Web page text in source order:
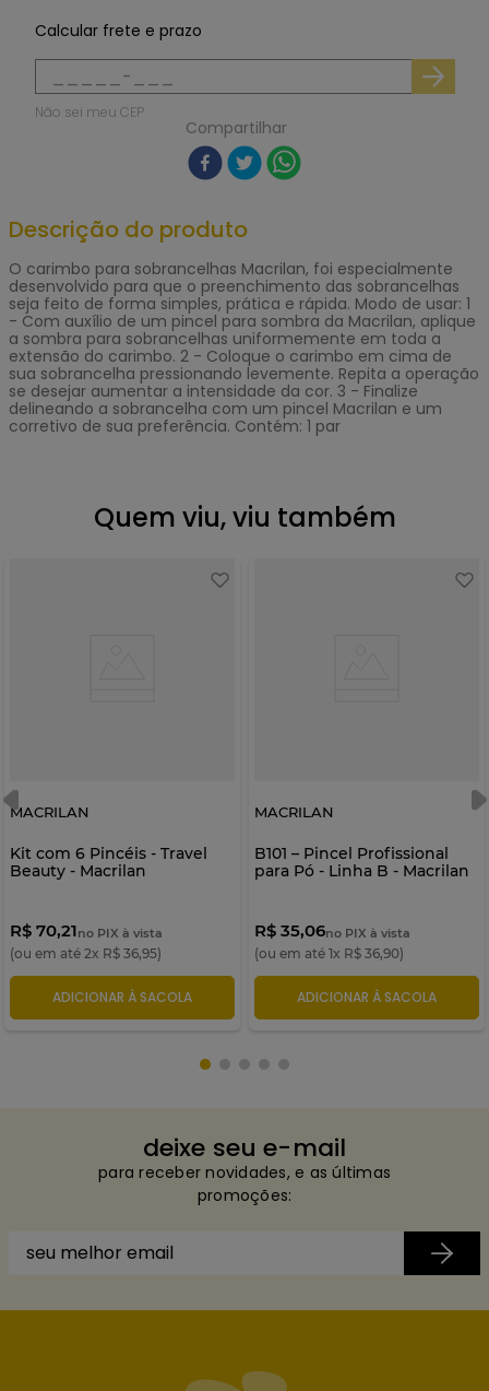
Calcular frete e prazo
Não sei meu CEP
Compartilhar
Descrição do produto
O carimbo para sobrancelhas Macrilan, foi especialmente
desenvolvido para que o preenchimento das sobrancelhas
seja feito de forma simples, prática e rápida. Modo de usar: 1
- Com auxílio de um pincel para sombra da Macrilan, aplique
a sombra para sobrancelhas uniformemente em toda a
extensão do carimbo. 2 - Coloque o carimbo em cima de
sua sobrancelha pressionando levemente. Repita a operação
se desejar aumentar a intensidade da cor. 3 - Finalize
delineando a sobrancelha com um pincel Macrilan e um
corretivo de sua preferência. Contém: 1 par
Quem viu, viu também
MACRILAN
Kit com 6 Pincéis - Travel
Beauty - Macrilan
R$ 70,21no PIX à vista
(ou em até 2x R$ 36,95)
ADICIONAR À SACOLA
MACRILAN
B101 – Pincel Profissional
para Pó - Linha B - Macrilan
R$ 35,06no PIX à vista
(ou em até 1x R$ 36,90)
ADICIONAR À SACOLA
deixe seu e-mail
para receber novidades, e as últimas
promoções: